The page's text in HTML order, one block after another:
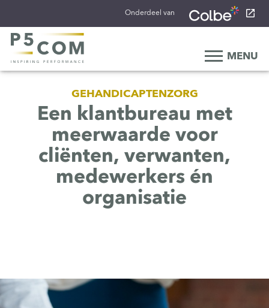
Onderdeel van
MENU
Ons werk
GEHANDICAPTENZORG
Een klantbureau met
meerwaarde voor
cliënten, verwanten,
medewerkers én
organisatie